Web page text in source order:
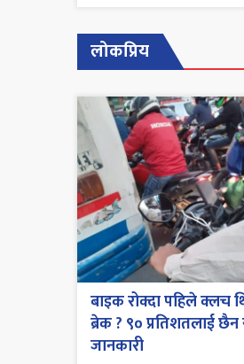
लोकप्रिय
बाइक रोक्दा पहिले क्लच
ब्रेक ? ९० प्रतिशतलाई
जानकारी